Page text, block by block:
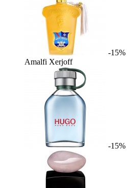
-15%
Amalfi Xerjoff
-15%